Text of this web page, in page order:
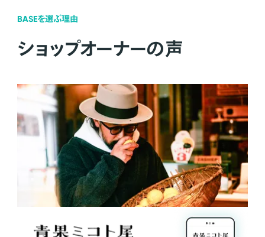
BASEを選ぶ理由
ショップオーナーの声